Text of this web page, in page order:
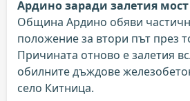
Ардино заради залетия
Община Ардино обяви
положение за втори път през
Причината отново е залетия
обилните дъждове
село Китница.